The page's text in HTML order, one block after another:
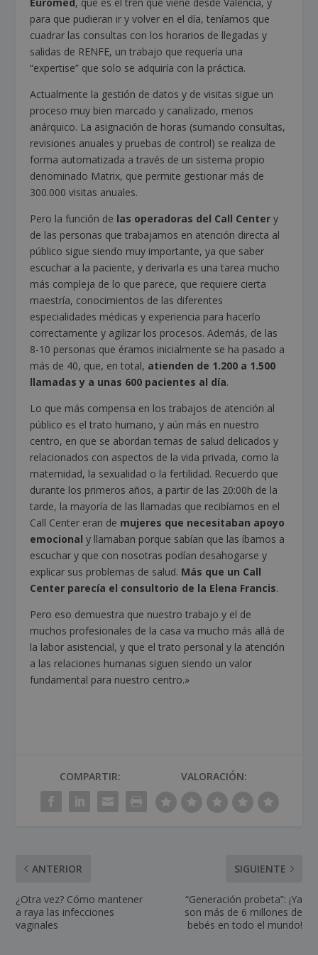
Euromed, que es el tren que viene desde Valencia, y
para que pudieran ir y volver en el día, teníamos que
cuadrar las consultas con los horarios de llegadas y
salidas de RENFE, un trabajo que requería una
“expertise” que solo se adquiría con la práctica.
Actualmente la gestión de datos y de visitas sigue un
proceso muy bien marcado y canalizado, menos
anárquico. La asignación de horas (sumando consultas,
revisiones anuales y pruebas de control) se realiza de
forma automatizada a través de un sistema propio
denominado Matrix, que permite gestionar más de
300.000 visitas anuales.
Pero la función de las operadoras del Call Center y
de las personas que trabajamos en atención directa al
público sigue siendo muy importante, ya que saber
escuchar a la paciente, y derivarla es una tarea mucho
más compleja de lo que parece, que requiere cierta
maestría, conocimientos de las diferentes
especialidades médicas y experiencia para hacerlo
correctamente y agilizar los procesos. Además, de las
8-10 personas que éramos inicialmente se ha pasado a
más de 40, que, en total, atienden de 1.200 a 1.500
llamadas y a unas 600 pacientes al día.
Lo que más compensa en los trabajos de atención al
público es el trato humano, y aún más en nuestro
centro, en que se abordan temas de salud delicados y
relacionados con aspectos de la vida privada, como la
maternidad, la sexualidad o la fertilidad. Recuerdo que
durante los primeros años, a partir de las 20:00h de la
tarde, la mayoría de las llamadas que recibíamos en el
Call Center eran de mujeres que necesitaban apoyo
emocional y llamaban porque sabían que las íbamos a
escuchar y que con nosotras podían desahogarse y
explicar sus problemas de salud. Más que un Call
Center parecía el consultorio de la Elena Francis.
Pero eso demuestra que nuestro trabajo y el de
muchos profesionales de la casa va mucho más allá de
la labor asistencial, y que el trato personal y la atención
a las relaciones humanas siguen siendo un valor
fundamental para nuestro centro.»
COMPARTIR: VALORACIÓN:
ANTERIOR
¿Otra vez? Cómo mantener
a raya las infecciones
vaginales
SIGUIENTE
“Generación probeta”: ¡Ya
son más de 6 millones de
bebés en todo el mundo!